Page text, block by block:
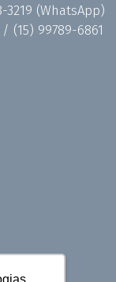
3219 (WhatsApp)
/ (15) 99789-6861